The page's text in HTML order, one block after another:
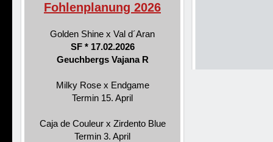
Fohlenplanung 2026
Golden Shine x Val d´Aran
SF * 17.02.2026
Geuchbergs Vajana R
Milky Rose x Endgame
Termin 15. April
Caja de Couleur x Zirdento Blue
Termin 3. April